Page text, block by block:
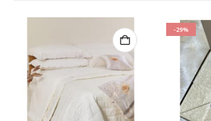
-29%